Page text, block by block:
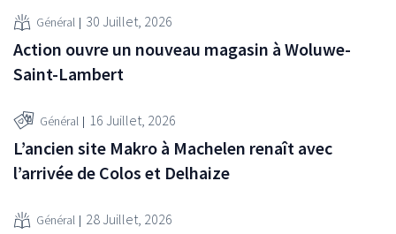
Général 30 Juillet, 2026
Action ouvre un nouveau magasin à Woluwe-
Saint-Lambert
Général 16 Juillet, 2026
L’ancien site Makro à Machelen renaît avec
l’arrivée de Colos et Delhaize
Général 28 Juillet, 2026